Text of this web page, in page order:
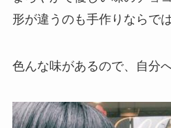
形が違うのも手作りならでは
色んな味があるので、自分